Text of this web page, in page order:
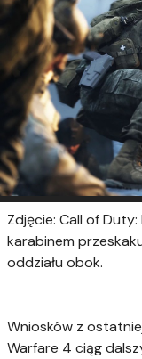
Zdjęcie: Call of
karabinem
oddziału obok.
Wniosków z
Warfare 4 ciąg